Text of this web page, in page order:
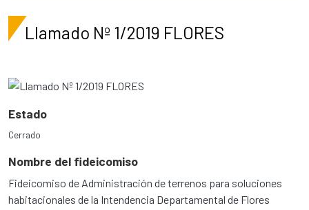
Llamado Nº 1/2019 FLORES
Estado
Cerrado
Nombre del fideicomiso
Fideicomiso de Administración de terrenos para soluciones
habitacionales de la Intendencia Departamental de Flores